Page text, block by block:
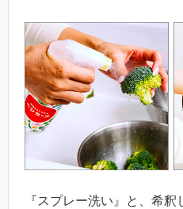
『スプレー洗い』と、希釈